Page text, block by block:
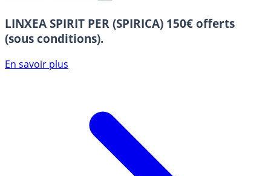
LINXEA SPIRIT PER (SPIRICA) 150€ offerts
(sous conditions).
En savoir plus